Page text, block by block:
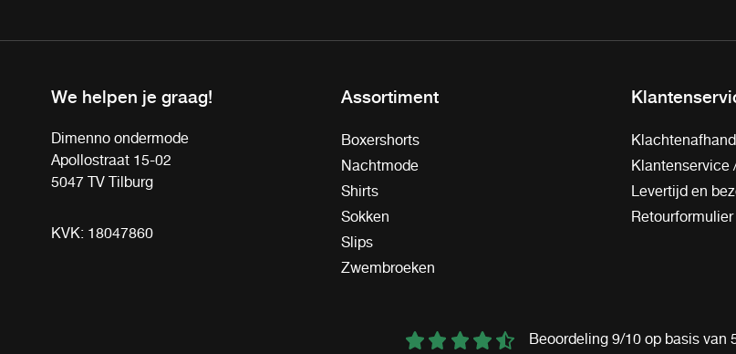
We helpen je graag!
Dimenno ondermode
Apollostraat 15-02
5047 TV Tilburg
KVK: 18047860
Assortiment
Boxershorts
Nachtmode
Shirts
Sokken
Slips
Zwembroeken
Klantenservice
Levertijd en
Retourformulier
Beoordeling 9/10 op basis van